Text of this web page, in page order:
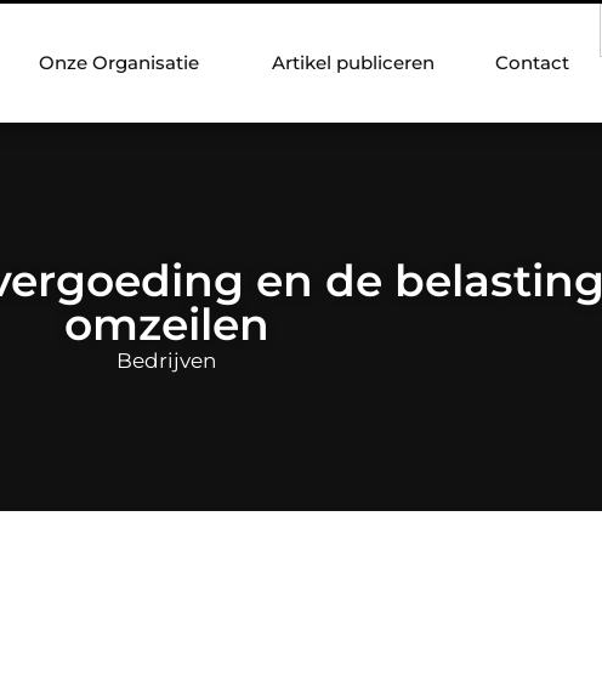
Onze Organisatie Artikel publiceren Contact
en de belasting
omzeilen
Bedrijven